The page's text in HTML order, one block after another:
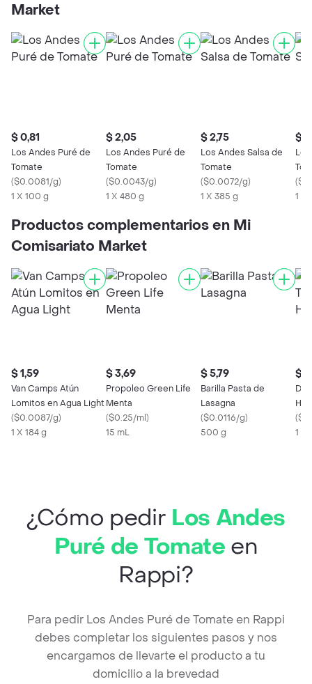
Market
$ 0,81
Los Andes Puré de
Tomate
($0.0081/g)
1 X 100 g
$ 2,05
Los Andes Puré de
Tomate
($0.0043/g)
1 X 480 g
$ 2,75
Los Andes Salsa de
Tomate
($0.0072/g)
1 X 385 g
$
(
1 X
Productos complementarios en Mi
Comisariato Market
$ 1,59
Van Camps Atún
Lomitos en Agua Light
($0.0087/g)
1 X 184 g
$ 3,69
Propoleo Green Life
Menta
($0.25/ml)
15 mL
$ 5,79
Barilla Pasta de
Lasagna
($0.0116/g)
500 g
$
(
1 X
¿Cómo pedir Los Andes
Puré de Tomate en
Rappi?
Para pedir Los Andes Puré de Tomate en Rappi
debes completar los siguientes pasos y nos
encargamos de llevarte el producto a tu
domicilio a la brevedad